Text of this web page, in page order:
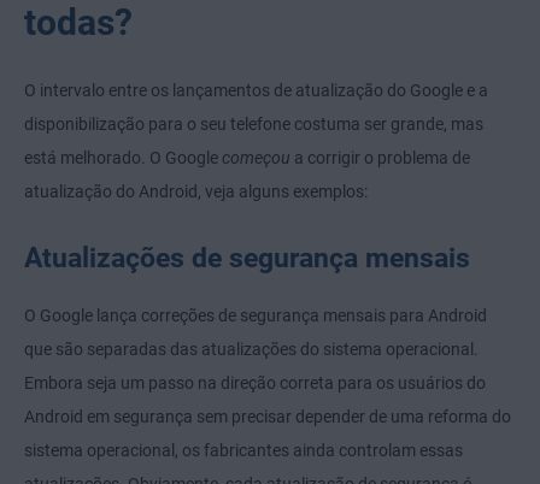
todas?
O intervalo entre os lançamentos de atualização do Google e a
disponibilização para o seu telefone costuma ser grande, mas
está melhorado. O Google começou a corrigir o problema de
atualização do Android, veja alguns exemplos:
Atualizações de segurança mensais
O Google lança correções de segurança mensais para Android
que são separadas das atualizações do sistema operacional.
Embora seja um passo na direção correta para os usuários do
Android em segurança sem precisar depender de uma reforma do
sistema operacional, os fabricantes ainda controlam essas